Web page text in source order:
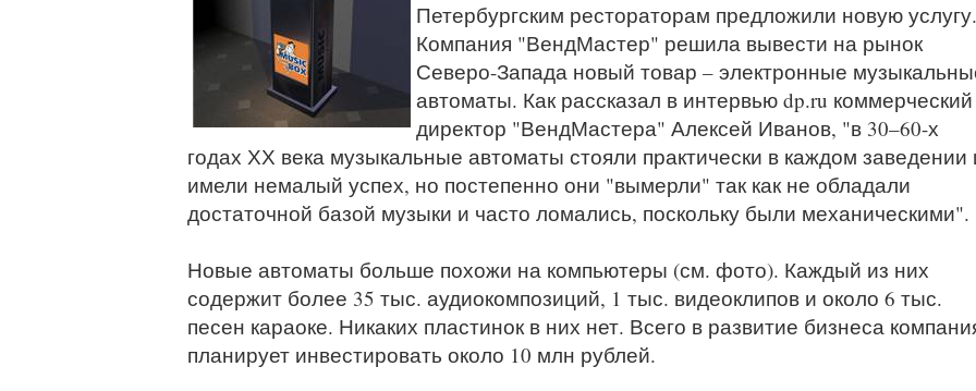
Петербургским рестораторам предложили новую услугу.
Компания "ВендМастер" решила вывести на рынок
Северо-Запада новый товар – электронные
автоматы. Как рассказал в интервью dp.ru коммерческий
директор "ВендМастера" Алексей Иванов, "в 30–60-х
годах ХХ века музыкальные автоматы стояли практически в каждом заведении
имели немалый успех, но постепенно они "вымерли" так как не обладали
достаточной базой музыки и часто ломались, поскольку были механическими".
Новые автоматы больше похожи на компьютеры (см. фото). Каждый из них
содержит более 35 тыс. аудиокомпозиций, 1 тыс. видеоклипов и около 6 тыс.
песен караоке. Никаких пластинок в них нет. Всего в развитие бизнеса
планирует инвестировать около 10 млн рублей.